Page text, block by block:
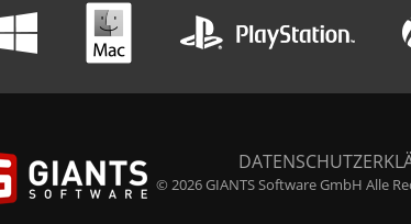
© 2026 GIANTS Software GmbH Alle